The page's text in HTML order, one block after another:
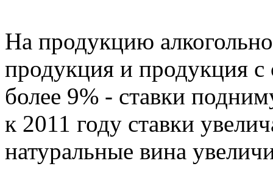
На продукцию
продукция и продукция с
более 9% - ставки
к 2011 году ставки
натуральные вина